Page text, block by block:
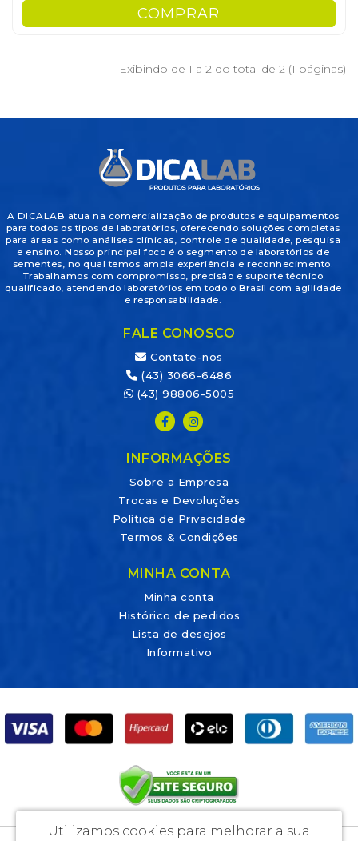
COMPRAR
Exibindo de 1 a 2 do total de 2 (1 páginas)
A DICALAB atua na comercialização de produtos e equipamentos
para todos os tipos de laboratórios, oferecendo soluções completas
para áreas como análises clínicas, controle de qualidade, pesquisa
e ensino. Nosso principal foco é o segmento de laboratórios de
sementes, no qual temos ampla experiência e reconhecimento.
Trabalhamos com compromisso, precisão e suporte técnico
qualificado, atendendo laboratórios em todo o Brasil com agilidade
e responsabilidade.
FALE CONOSCO
Contate-nos
(43) 3066-6486
(43) 98806-5005
INFORMAÇÕES
Sobre a Empresa
Trocas e Devoluções
Política de Privacidade
Termos & Condições
MINHA CONTA
Minha conta
Histórico de pedidos
Lista de desejos
Informativo
Utilizamos cookies para melhorar a sua